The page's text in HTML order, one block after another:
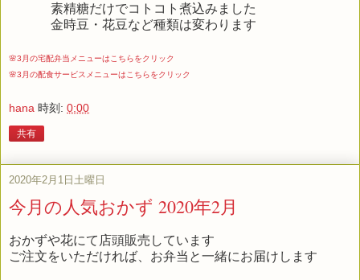
素精糖だけでコトコト煮込みました
金時豆・花豆など種類は変わります
🌸3月の宅配弁当メニューはこちらをクリック
🌸3月の配食サービスメニューはこちらをクリック
hana 時刻: 0:00
共有
2020年2月1日土曜日
今月の人気おかず 2020年2月
おかずや花にて店頭販売しています
ご注文をいただければ、お弁当と一緒にお届けします